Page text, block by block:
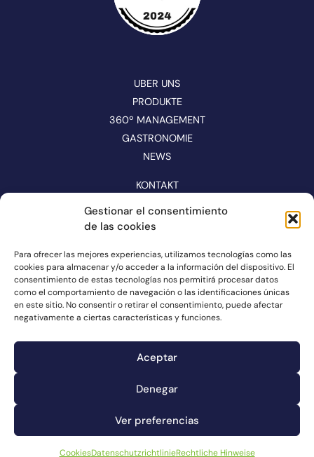
Gestionar el consentimiento
de las cookies
Para ofrecer las mejores experiencias, utilizamos tecnologías como las
cookies para almacenar y/o acceder a la información del dispositivo. El
consentimiento de estas tecnologías nos permitirá procesar datos
como el comportamiento de navegación o las identificaciones únicas
en este sitio. No consentir o retirar el consentimiento, puede afectar
negativamente a ciertas características y funciones.
Aceptar
Denegar
Ver preferencias
CookiesDatenschutzrichtlinieRechtliche Hinweise
UBER UNS
PRODUKTE
360º MANAGEMENT
GASTRONOMIE
NEWS
KONTAKT
FOLGEN SIE UNS IN DEN SOZIALEN MEDIEN
Cookies Rechtliche Hinweise